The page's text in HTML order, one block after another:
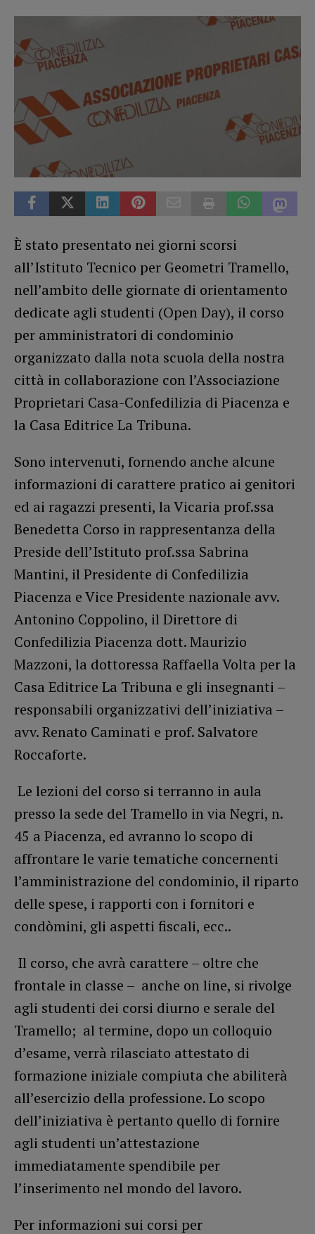
È stato presentato nei giorni scorsi
all’Istituto Tecnico per Geometri Tramello,
nell’ambito delle giornate di orientamento
dedicate agli studenti (Open Day), il corso
per amministratori di condominio
organizzato dalla nota scuola della nostra
città in collaborazione con l’Associazione
Proprietari Casa-Confedilizia di Piacenza e
la Casa Editrice La Tribuna.
Sono intervenuti, fornendo anche alcune
informazioni di carattere pratico ai genitori
ed ai ragazzi presenti, la Vicaria prof.ssa
Benedetta Corso in rappresentanza della
Preside dell’Istituto prof.ssa Sabrina
Mantini, il Presidente di Confedilizia
Piacenza e Vice Presidente nazionale avv.
Antonino Coppolino, il Direttore di
Confedilizia Piacenza dott. Maurizio
Mazzoni, la dottoressa Raffaella Volta per la
Casa Editrice La Tribuna e gli insegnanti –
responsabili organizzativi dell’iniziativa –
avv. Renato Caminati e prof. Salvatore
Roccaforte.
Le lezioni del corso si terranno in aula
presso la sede del Tramello in via Negri, n.
45 a Piacenza, ed avranno lo scopo di
affrontare le varie tematiche concernenti
l’amministrazione del condominio, il riparto
delle spese, i rapporti con i fornitori e
condòmini, gli aspetti fiscali, ecc..
Il corso, che avrà carattere – oltre che
frontale in classe – anche on line, si rivolge
agli studenti dei corsi diurno e serale del
Tramello; al termine, dopo un colloquio
d’esame, verrà rilasciato attestato di
formazione iniziale compiuta che abiliterà
all’esercizio della professione. Lo scopo
dell’iniziativa è pertanto quello di fornire
agli studenti un’attestazione
immediatamente spendibile per
l’inserimento nel mondo del lavoro.
Per informazioni sui corsi per